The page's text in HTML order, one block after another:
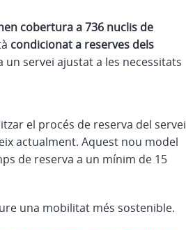
cobertura a 736 nuclis de
condicionat a reserves dels
servei ajustat a les necessitats
el procés de reserva del servei
actualment. Aquest nou model
de reserva a un mínim de 15
una mobilitat més sostenible.